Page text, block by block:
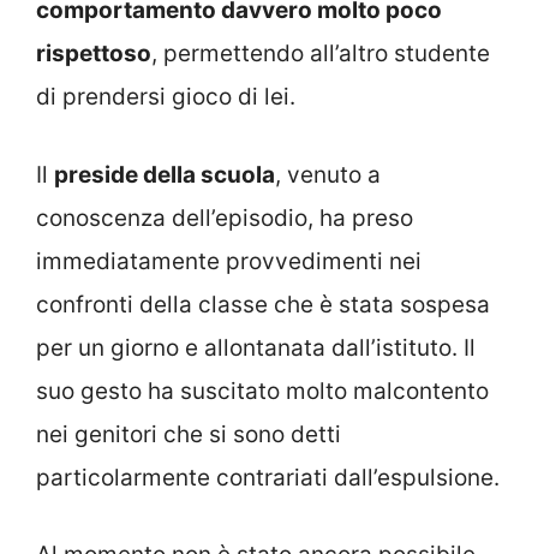
comportamento davvero molto poco
rispettoso, permettendo all’altro studente
di prendersi gioco di lei.
Il preside della scuola, venuto a
conoscenza dell’episodio, ha preso
immediatamente provvedimenti nei
confronti della classe che è stata sospesa
per un giorno e allontanata dall’istituto. Il
suo gesto ha suscitato molto malcontento
nei genitori che si sono detti
particolarmente contrariati dall’espulsione.